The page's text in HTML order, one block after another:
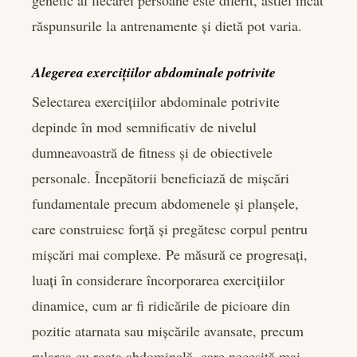
răspunsurile la antrenamente și dietă pot varia.
Alegerea exercițiilor abdominale potrivite
Selectarea exercițiilor abdominale potrivite
depinde în mod semnificativ de nivelul
dumneavoastră de fitness și de obiectivele
personale. Începătorii beneficiază de mișcări
fundamentale precum abdomenele și planșele,
care construiesc forță și pregătesc corpul pentru
mișcări mai complexe. Pe măsură ce progresați,
luați în considerare încorporarea exercițiilor
dinamice, cum ar fi ridicările de picioare din
pozitie atarnata sau mișcările avansate, precum